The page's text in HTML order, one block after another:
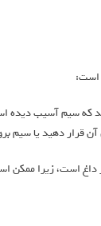
است:
سیم آسیب دیده
قرار دهید یا سیم
داغ است، زیرا ممکن